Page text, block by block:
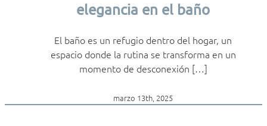
elegancia en el baño
El baño es un refugio dentro del hogar, un
espacio donde la rutina se transforma en un
momento de desconexión […]
marzo 13th, 2025